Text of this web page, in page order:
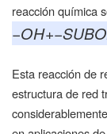
reacción química
−OH+−
Esta reacción de
estructura de red